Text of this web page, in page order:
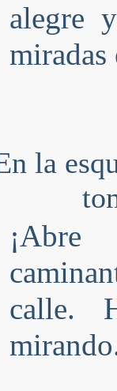
alegre
miradas
calle.